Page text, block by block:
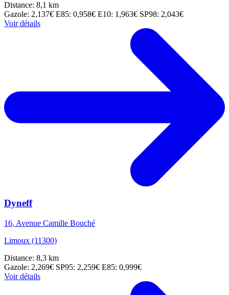
Distance: 8,1 km
Gazole: 2,137€ E85: 0,958€ E10: 1,963€ SP98: 2,043€
Voir détails
Dyneff
16, Avenue Camille Bouché
Limoux (11300)
Distance: 8,3 km
Gazole: 2,269€ SP95: 2,259€ E85: 0,999€
Voir détails